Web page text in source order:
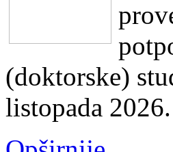
(doktorske)
listopada